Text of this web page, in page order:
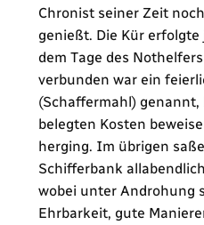
Chronist seiner Zeit
genießt. Die Kür erfolgte
dem Tage des
verbunden war ein
(Schaffermahl) genannt,
belegten Kosten
herging. Im übrigen
Schifferbank
wobei unter Androhung
Ehrbarkeit, gute